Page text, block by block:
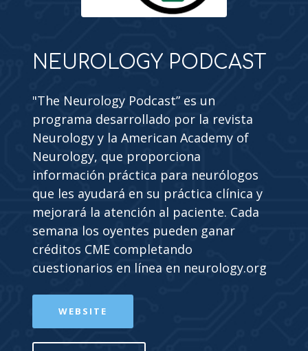
NEUROLOGY PODCAST
"The Neurology Podcast” es un
programa desarrollado por la revista
Neurology y la American Academy of
Neurology, que proporciona
información práctica para neurólogos
que les ayudará en su práctica clínica y
mejorará la atención al paciente. Cada
semana los oyentes pueden ganar
créditos CME completando
cuestionarios en línea en neurology.org
WEBSITE